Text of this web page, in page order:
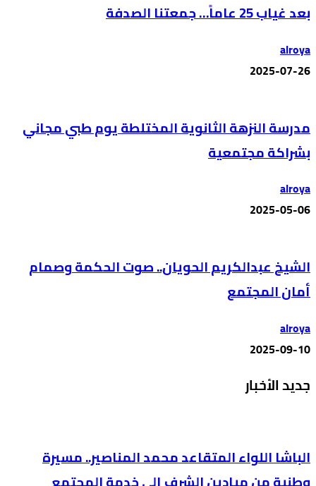
بعد غياب 25 عاماً… جمعتنا الصدفة
alroya
2025-07-26
مدرسة النزهة الثانوية المختلطة يوم طبي مجاني
بشراكة مجتمعية
alroya
2025-05-06
الشيخ عبدالكريم الحويان.. صوت الحكمة وصمام
أمان المجتمع
alroya
2025-09-10
جديد الأخبار
الباشا اللواء المتقاعد محمد المناصير.. مسيرة